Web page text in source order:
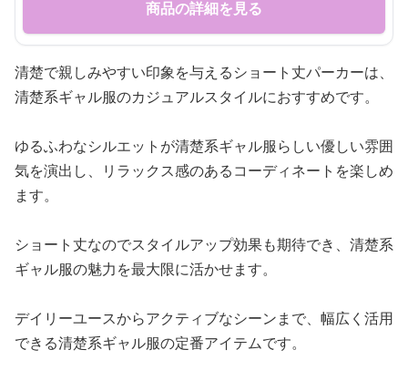
商品の詳細を見る
清楚で親しみやすい印象を与えるショート丈パーカーは、
清楚系ギャル服のカジュアルスタイルにおすすめです。
ゆるふわなシルエットが清楚系ギャル服らしい優しい雰囲
気を演出し、リラックス感のあるコーディネートを楽しめ
ます。
ショート丈なのでスタイルアップ効果も期待でき、清楚系
ギャル服の魅力を最大限に活かせます。
デイリーユースからアクティブなシーンまで、幅広く活用
できる清楚系ギャル服の定番アイテムです。